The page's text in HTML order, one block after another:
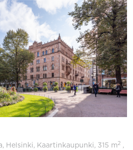
Helsinki, Kaartinkaupunki, 315 m 2 ,